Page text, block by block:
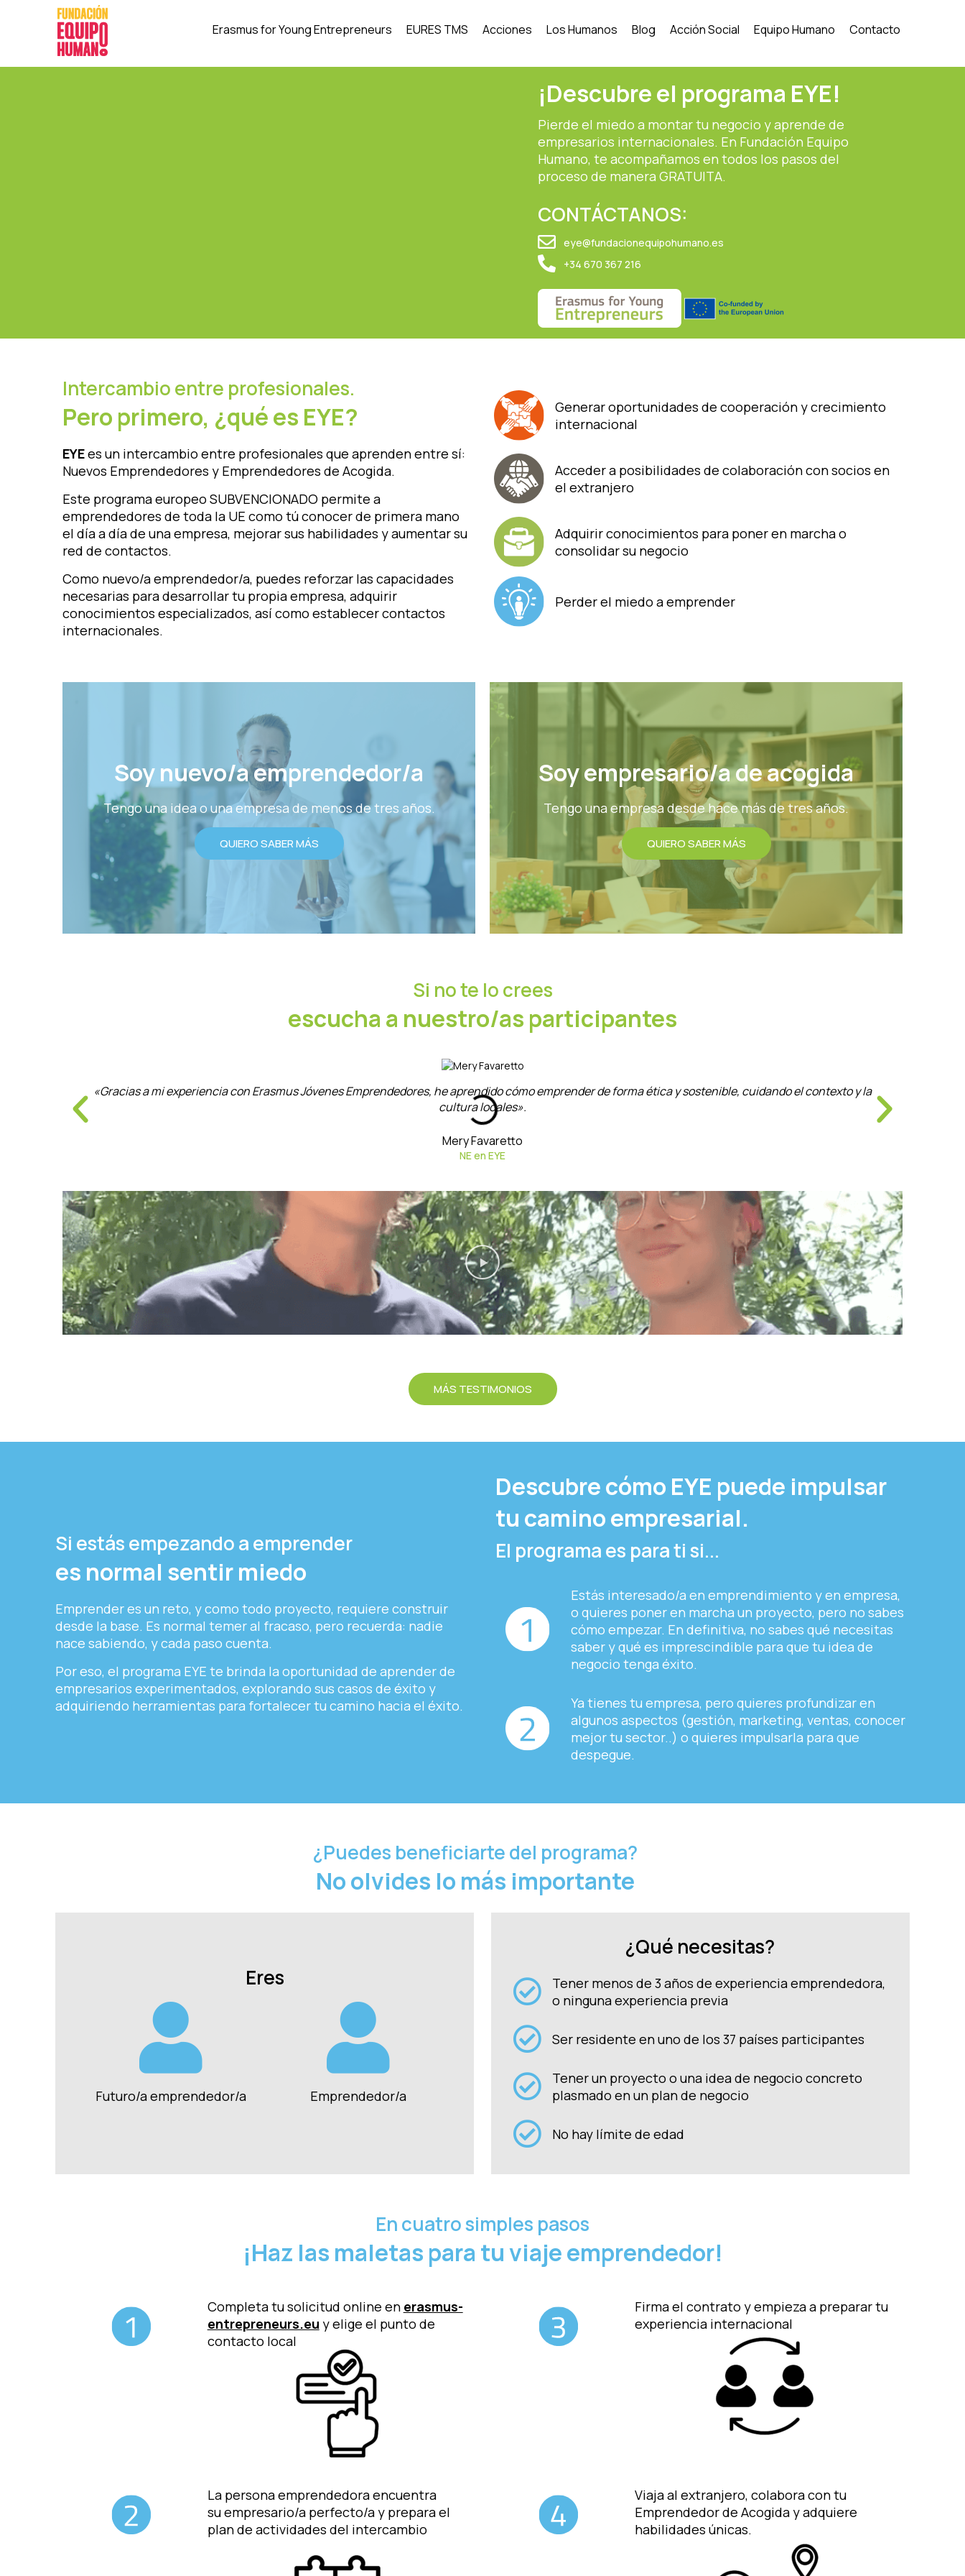
Erasmus for Young Entrepreneurs EURES TMS Acciones Los Humanos Blog Acción Social Equipo Humano Contacto
¡Descubre el programa EYE!
Pierde el miedo a montar tu negocio y aprende de
empresarios internacionales. En Fundación Equipo
Humano, te acompañamos en todos los pasos del
proceso de manera GRATUITA.
CONTÁCTANOS:
eye@fundacionequipohumano.es
+34 670 367 216
Intercambio entre profesionales.
Pero primero, ¿qué es EYE?
EYEes un intercambio entre profesionales que aprenden entre sí:
Nuevos Emprendedores y Emprendedores de Acogida.
Este programa europeo SUBVENCIONADO permite a
emprendedores de toda la UE como tú conocer de primera mano
el día a día de una empresa, mejorar sus habilidades y aumentar su
red de contactos.
Como nuevo/a emprendedor/a, puedes reforzar las capacidades
necesarias para desarrollar tu propia empresa, adquirir
conocimientos especializados, así como establecer contactos
internacionales.
Generar oportunidades de cooperación y crecimiento
internacional
Acceder a posibilidades de colaboración con socios en
el extranjero
Adquirir conocimientos para poner en marcha o
consolidar su negocio
Perder el miedo a emprender
Soy nuevo/a emprendedor/a
Tengo una idea o una empresa de menos de tres años.
QUIERO SABER MÁS
Soy empresario/a de acogida
Tengo una empresa desde hace más de tres años.
QUIERO SABER MÁS
Si no te lo crees
escucha a nuestro/as participantes
«Gracias a mi experiencia con Erasmus Jóvenes Emprendedores, he aprendido cómo emprender de forma ética y sostenible, cuidando el contexto y la
cultura locales».
Mery Favaretto
NE en EYE
MÁS TESTIMONIOS
Si estás empezando a emprender
es normal sentir miedo
Emprender es un reto, y como todo proyecto, requiere construir
desde la base. Es normal temer al fracaso, pero recuerda: nadie
nace sabiendo, y cada paso cuenta.
Por eso, el programa EYE te brinda la oportunidad de aprender de
empresarios experimentados, explorando sus casos de éxito y
adquiriendo herramientas para fortalecer tu camino hacia el éxito.
Descubre cómo EYE puede impulsar
tu camino empresarial.
El programa es para ti si...
Estás interesado/a en emprendimiento y en empresa,
o quieres poner en marcha un proyecto, pero no sabes
cómo empezar. En definitiva, no sabes qué necesitas
saber y qué es imprescindible para que tu idea de
negocio tenga éxito.
Ya tienes tu empresa, pero quieres profundizar en
algunos aspectos (gestión, marketing, ventas, conocer
mejor tu sector..) o quieres impulsarla para que
despegue.
¿Puedes beneficiarte del programa?
No olvides lo más importante
Eres
Futuro/a emprendedor/a Emprendedor/a
¿Qué necesitas?
Tener menos de 3 años de experiencia emprendedora,
o ninguna experiencia previa
Ser residente en uno de los 37 países participantes
Tener un proyecto o una idea de negocio concreto
plasmado en un plan de negocio
No hay límite de edad
En cuatro simples pasos
¡Haz las maletas para tu viaje emprendedor!
Completa tu solicitud online en erasmus-
entrepreneurs.eu y elige el punto de
contacto local
Firma el contrato y empieza a preparar tu
experiencia internacional
La persona emprendedora encuentra
suempresario/a perfecto/a y prepara el
plan de actividades del intercambio
Viaja al extranjero, colabora con tu
Emprendedor de Acogida y adquiere
habilidades únicas.